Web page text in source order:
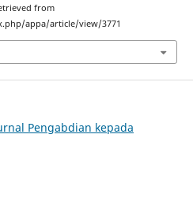
from
appa/article/view/3771
Pengabdian kepada